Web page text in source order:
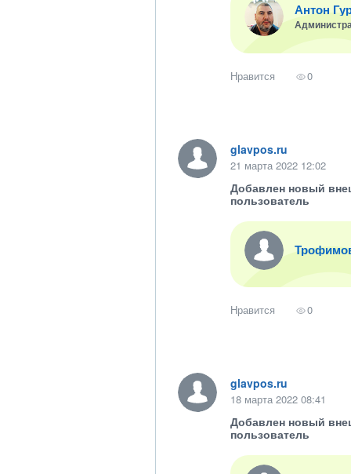
Антон
Нравится 0
glavpos.ru
21 марта 2022 12:02
Добавлен новый
пользователь
Нравится 0
glavpos.ru
18 марта 2022 08:41
Добавлен новый
пользователь